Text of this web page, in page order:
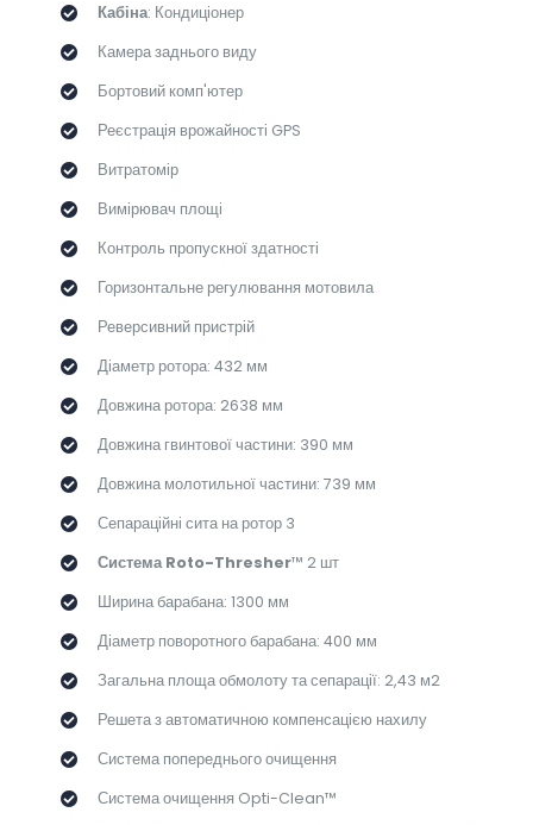
Кабіна: Кондиціонер
Камера заднього виду
Бортовий комп'ютер
Реєстрація врожайності GPS
Витратомір
Вимірювач площі
Контроль пропускної здатності
Горизонтальне регулювання мотовила
Реверсивний пристрій
Діаметр ротора: 432 мм
Довжина ротора: 2638 мм
Довжина гвинтової частини: 390 мм
Довжина молотильної частини: 739 мм
Сепараційні сита на ротор 3
Система Roto-Thresher™ 2 шт
Ширина барабана: 1300 мм
Діаметр поворотного барабана: 400 мм
Загальна площа обмолоту та сепарації: 2,43 м2
Решета з автоматичною компенсацією нахилу
Система попереднього очищення
Система очищення Opti-Clean™